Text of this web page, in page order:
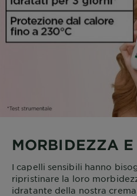
MORBIDEZZA
I capelli sensibili hanno
ripristinare la loro
idratante della nostra